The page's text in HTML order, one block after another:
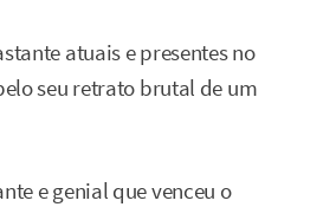
atuais e presentes no
seu retrato brutal de um
e genial que venceu o